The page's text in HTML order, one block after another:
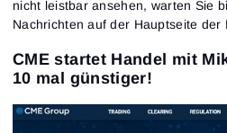
nicht leistbar ansehen, warten Sie
Nachrichten auf der Hauptseite der
CME startet Handel mit
10 mal günstiger!